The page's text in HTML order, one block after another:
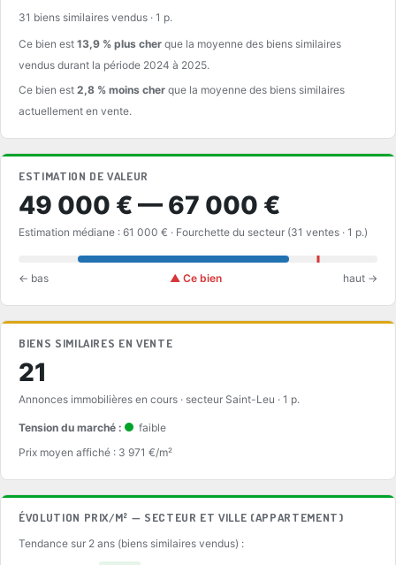
31 biens similaires vendus · 1 p.
Ce bien est 13,9 % plus cher que la moyenne des biens similaires
vendus durant la période 2024 à 2025.
Ce bien est 2,8 % moins cher que la moyenne des biens similaires
actuellement en vente.
ESTIMATION DE VALEUR
49 000 € — 67 000 €
Estimation médiane : 61 000 € · Fourchette du secteur (31 ventes · 1 p.)
← bas ▲ Ce bien haut →
BIENS SIMILAIRES EN VENTE
21
Annonces immobilières en cours · secteur Saint-Leu · 1 p.
Tension du marché :
faible
Prix moyen affiché : 3 971 €/m²
ÉVOLUTION PRIX/M² — SECTEUR ET VILLE (APPARTEMENT)
Tendance sur 2 ans (biens similaires vendus) :